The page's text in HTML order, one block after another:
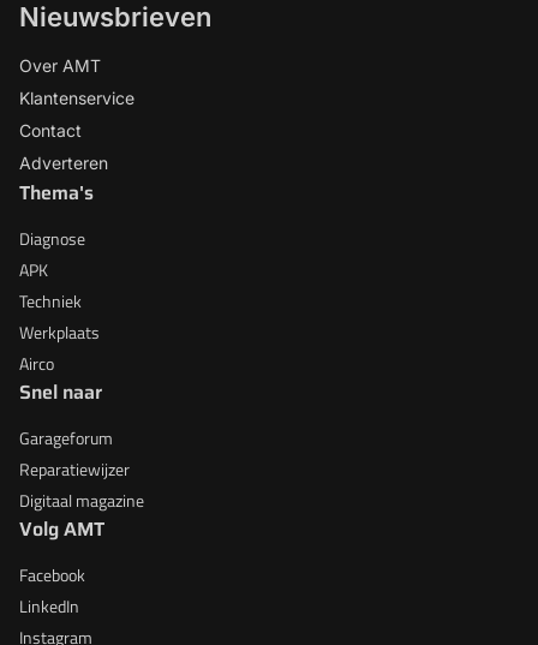
Nieuwsbrieven
Over AMT
Klantenservice
Contact
Adverteren
Thema's
Diagnose
APK
Techniek
Werkplaats
Airco
Snel naar
Garageforum
Reparatiewijzer
Digitaal magazine
Volg AMT
Facebook
LinkedIn
Instagram